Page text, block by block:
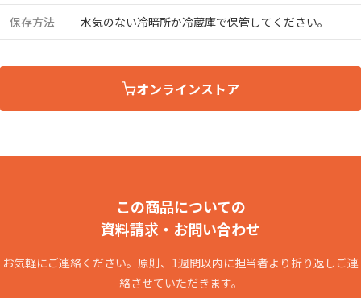
保存方法 水気のない冷暗所か冷蔵庫で保管してください。
オンラインストア
この商品についての
資料請求・お問い合わせ
お気軽にご連絡ください。原則、1週間以内に担当者より折り返しご連
絡させていただきます。